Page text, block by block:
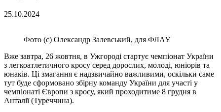
25.10.2024
Фото (с) Олександр Залевський, для ФЛАУ
Вже завтра, 26 жовтня, в Ужгороді стартує чемпіонат України
з легкоатлетичного кросу серед дорослих, молоді, юніорів та
юнаків. Ці змагання є надзвичайно важливими, оскільки саме
тут буде сформовано збірну команду України для участі у
чемпіонаті Європи з кросу, який проходитиме 8 грудня в
Анталії (Туреччина).